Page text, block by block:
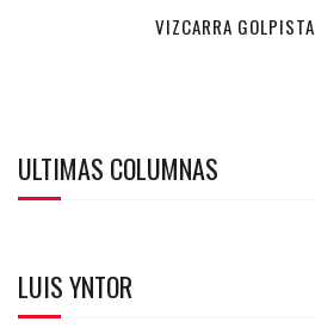
VIZCARRA GOLPISTA
ULTIMAS COLUMNAS
LUIS YNTOR